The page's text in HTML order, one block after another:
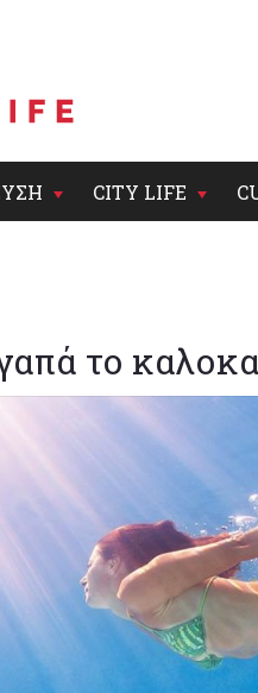
CITY LIFE
το